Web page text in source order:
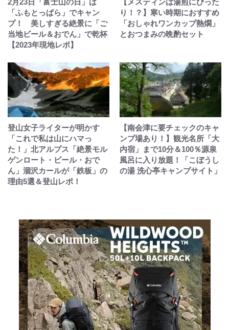
2月23日「富士山の日」は
「ふもとっぱら」でキャン
プ！ 美しすぎる絶景に「ご
当地ビール＆おでん」で乾杯
【2023年現地レポ】
【メスティンは湯煎にぴった
り！？】寒い時期におすすめ
「おしゃれワンカップ熱燗」
とおつまみの晩酌セット
登山女子ライターが明かす
「これで私は山にハマっ
た！」北アルプス「絶景モル
ゲンロート・ビール・おで
ん」涸沢カールが「鉄板」の
理由5選＆登山レポ！
【南会津に要チェックのキャ
ンプ場あり！】観光名所「大
内宿」まで10分＆100％源泉
風呂に入り放題！「こぼうし
の湯 洗心亭キャンプサイト」